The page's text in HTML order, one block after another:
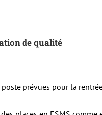
de qualité
prévues pour la